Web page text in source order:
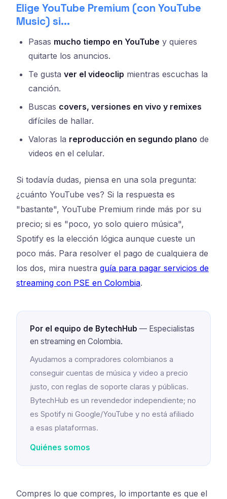
Elige YouTube Premium (con YouTube
Music) si...
Pasas mucho tiempo en YouTube y quieres
quitarte los anuncios.
Te gusta ver el videoclip mientras escuchas la
canción.
Buscas covers, versiones en vivo y remixes
difíciles de hallar.
Valoras la reproducción en segundo plano de
videos en el celular.
Si todavía dudas, piensa en una sola pregunta:
¿cuánto YouTube ves? Si la respuesta es
"bastante", YouTube Premium rinde más por su
precio; si es "poco, yo solo quiero música",
Spotify es la elección lógica aunque cueste un
poco más. Para resolver el pago de cualquiera de
los dos, mira nuestra guía para pagar servicios de
streaming con PSE en Colombia.
Por el equipo de BytechHub — Especialistas
en streaming en Colombia.
Ayudamos a compradores colombianos a
conseguir cuentas de música y video a precio
justo, con reglas de soporte claras y públicas.
BytechHub es un revendedor independiente; no
es Spotify ni Google/YouTube y no está afiliado
a esas plataformas.
Quiénes somos
Compres lo que compres, lo importante es que el